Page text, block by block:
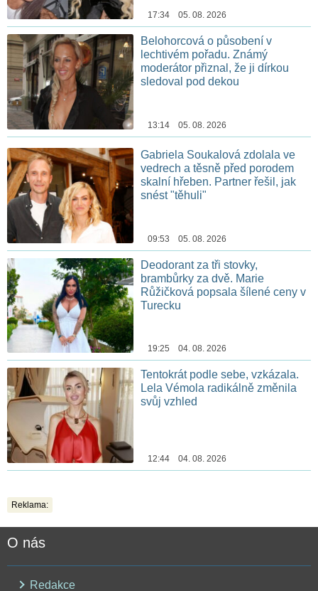
17:34 05. 08. 2026
Belohorcová o působení v
lechtivém pořadu. Známý
moderátor přiznal, že ji dírkou
sledoval pod dekou
13:14 05. 08. 2026
Gabriela Soukalová zdolala ve
vedrech a těsně před porodem
skalní hřeben. Partner řešil, jak
snést "těhuli"
09:53 05. 08. 2026
Deodorant za tři stovky,
brambůrky za dvě. Marie
Růžičková popsala šílené ceny v
Turecku
19:25 04. 08. 2026
Tentokrát podle sebe, vzkázala.
Lela Vémola radikálně změnila
svůj vzhled
12:44 04. 08. 2026
Reklama:
O nás
Redakce